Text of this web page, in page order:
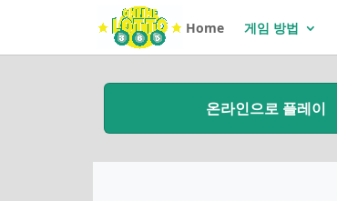
Home 게임 방법
온라인으로 플레이